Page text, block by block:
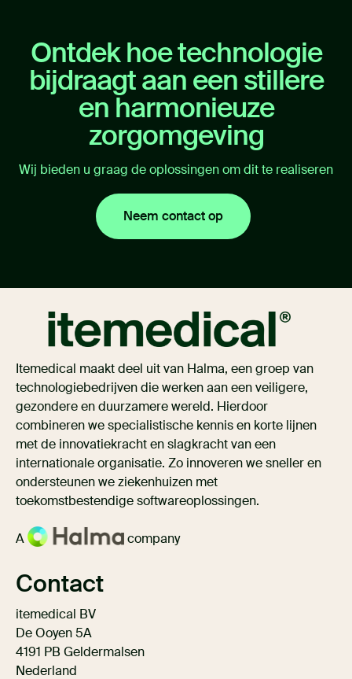
Ontdek hoe technologie
bijdraagt aan een stillere
en harmonieuze
zorgomgeving
Wij bieden u graag de oplossingen om dit te realiseren
Neem contact op
Itemedical maakt deel uit van Halma, een groep van
technologiebedrijven die werken aan een veiligere,
gezondere en duurzamere wereld. Hierdoor
combineren we specialistische kennis en korte lijnen
met de innovatiekracht en slagkracht van een
internationale organisatie. Zo innoveren we sneller en
ondersteunen we ziekenhuizen met
toekomstbestendige softwareoplossingen.
A company
Contact
itemedical BV
De Ooyen 5A
4191 PB Geldermalsen
Nederland